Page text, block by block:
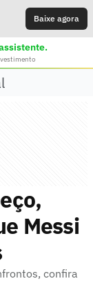
Baixe agora
Messi
confira